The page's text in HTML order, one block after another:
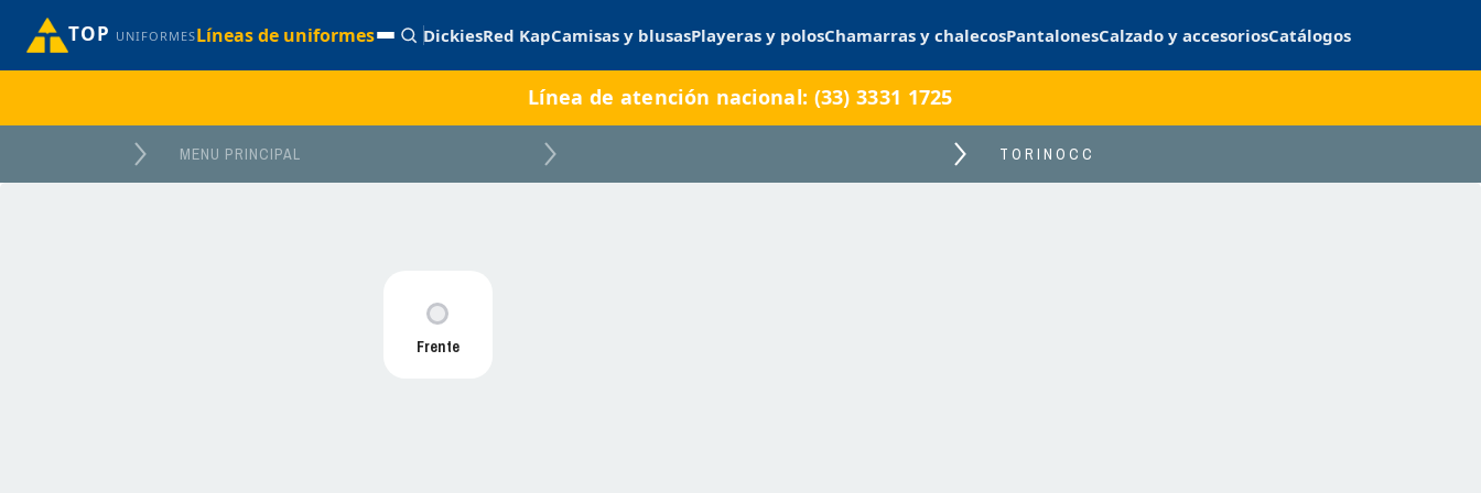
TOP UNIFORMESLíneas de uniformes DickiesRed KapCamisas y blusasPlayeras y polosChamarras y chalecosPantalonesCalzado y accesoriosCatálogos
Línea de atención nacional: (33) 3331 1725
MENU PRINCIPAL TORINOCC
Frente